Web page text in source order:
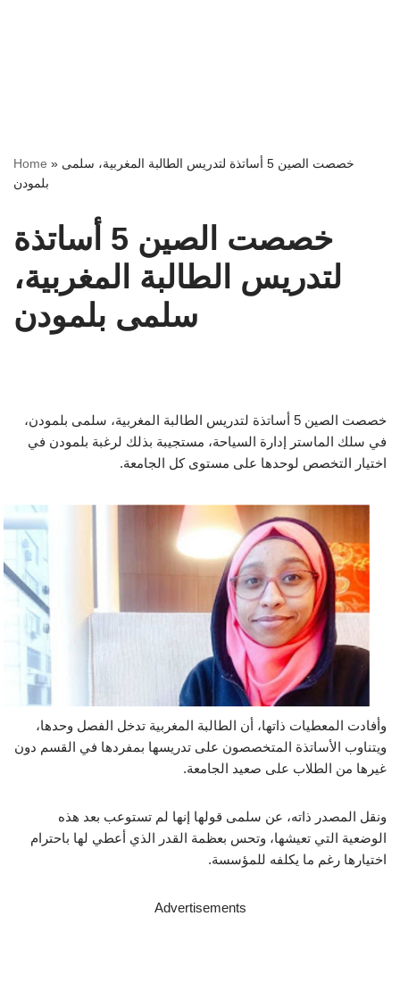
Home » خصصت الصين 5 أساتذة لتدريس الطالبة المغربية، سلمى
بلمودن
خصصت الصين 5 أساتذة
لتدريس الطالبة المغربية،
سلمى بلمودن
خصصت الصين 5 أساتذة لتدريس الطالبة المغربية، سلمى بلمودن،
في سلك الماستر إدارة السياحة، مستجيبة بذلك لرغبة بلمودن في
اختيار التخصص لوحدها على مستوى كل الجامعة.
وأفادت المعطيات ذاتها، أن الطالبة المغربية تدخل الفصل وحدها،
ويتناوب الأساتذة المتخصصون على تدريسها بمفردها في القسم دون
غيرها من الطلاب على صعيد الجامعة.
ونقل المصدر ذاته، عن سلمى قولها إنها لم تستوعب بعد هذه
الوضعية التي تعيشها، وتحس بعظمة القدر الذي أعطي لها باحترام
اختيارها رغم ما يكلفه للمؤسسة.
Advertisements